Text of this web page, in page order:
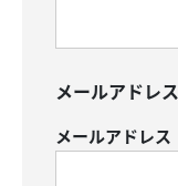
メールアドレス
メールアドレス